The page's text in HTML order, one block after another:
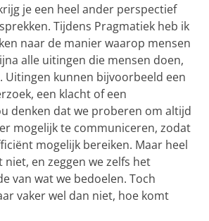
je een heel ander perspectief
Tijdens Pragmatiek heb ik
naar de manier waarop mensen
alle uitingen die mensen doen,
Uitingen kunnen bijvoorbeeld een
een klacht of een
denken dat we proberen om altijd
mogelijk te communiceren, zodat
mogelijk bereiken. Maar heel
niet, en zeggen we zelfs het
van wat we bedoelen. Toch
vaker wel dan niet, hoe komt